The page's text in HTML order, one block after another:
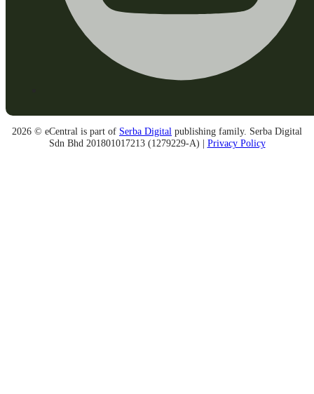
2026 © eCentral is part of Serba Digital publishing family. Serba Digital
Sdn Bhd 201801017213 (1279229-A) | Privacy Policy